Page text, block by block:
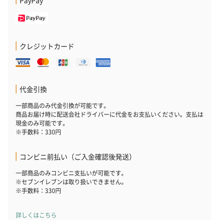
クレジットカード
代金引換
一部商品のみ代金引換が可能です。
商品お届け時に配送会社ドライバーに代金をお支払いください。支払は
現金のみ可能です。
※手数料：330円
コンビニ前払い（ご入金確認後発送）
一部商品のみコンビニ支払いが可能です。
※セブンイレブンは取り扱いできません。
※手数料：330円
詳しくはこちら